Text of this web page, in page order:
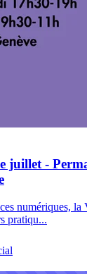
juillet -
numériques,
pratiqu...